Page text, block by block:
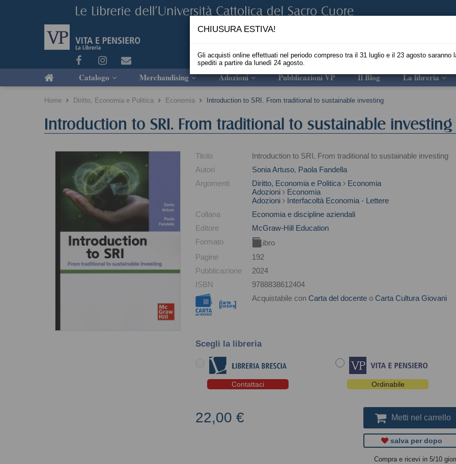
Catalogo Merchandising Adozioni Pubblicazioni VP Il Blog La libreria
Home Diritto, Economia e Politica Economia Introduction to SRI. From traditional to sustainable investing
Introduction to SRI. From traditional to sustainable investing
Titolo
Introduction to SRI. From traditional to sustainable investing
Autori
Sonia Artuso, Paola Fandella
Argomenti
Diritto, Economia e Politica
Economia
Adozioni
Economia
Adozioni
Interfacoltà Economia - Lettere
Collana
Economia e discipline aziendali
Editore
McGraw-Hill Education
Formato
Libro
Pagine
192
Pubblicazione
2024
ISBN
9788838612404
Acquistabile con Carta del docente o Carta Cultura Giovani
Scegli la libreria
Contattaci Ordinabile
22,00 € Metti nel carrello
salva per dopo
Compra e ricevi in 5/10
CHIUSURA ESTIVA!
Gli acquisti online effettuati nel periodo compreso tra il 31 luglio e il 23 agosto saranno
spediti a partire da lunedì 24 agosto.